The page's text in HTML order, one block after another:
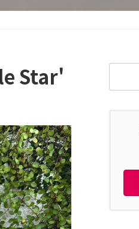
Star'